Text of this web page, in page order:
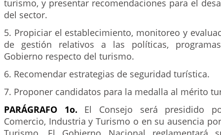
turismo, y presentar recomendaciones para el
del sector.
5. Propiciar el establecimiento, monitoreo y
de gestión relativos a las políticas,
Gobierno respecto del turismo.
6. Recomendar estrategias de seguridad turística.
7. Proponer candidatos para la medalla al mérito
PARÁGRAFO 1o. El Consejo será presidido
Comercio, Industria y Turismo o en su ausencia